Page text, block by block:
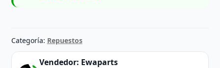
Categoría: Repuestos
Vendedor: Ewaparts